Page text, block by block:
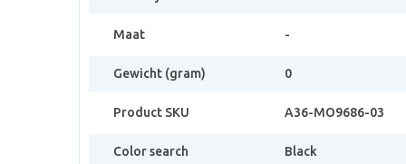
Maat -
Gewicht (gram) 0
Product SKU A36-MO9686-03
Color search Black